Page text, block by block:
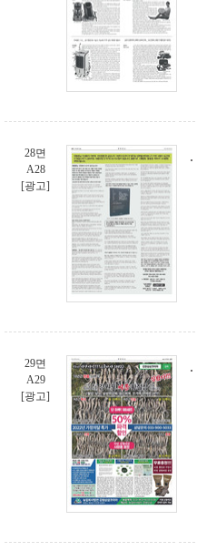
28면
A28
[광고]
29면
A29
[광고]